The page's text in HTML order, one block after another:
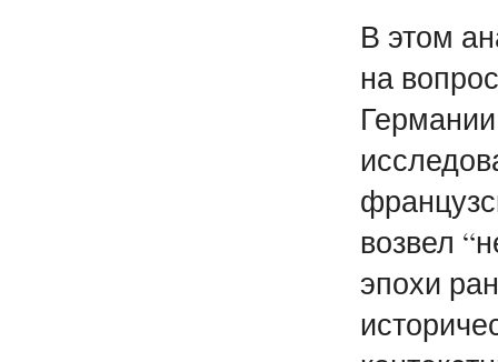
В этом
на
возвел
эпохи